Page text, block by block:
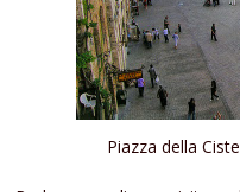
Piazza della